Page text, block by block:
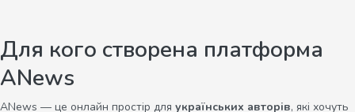
Для кого створена платформа
ANews
ANews — це онлайн простір для українських авторів, які хочуть